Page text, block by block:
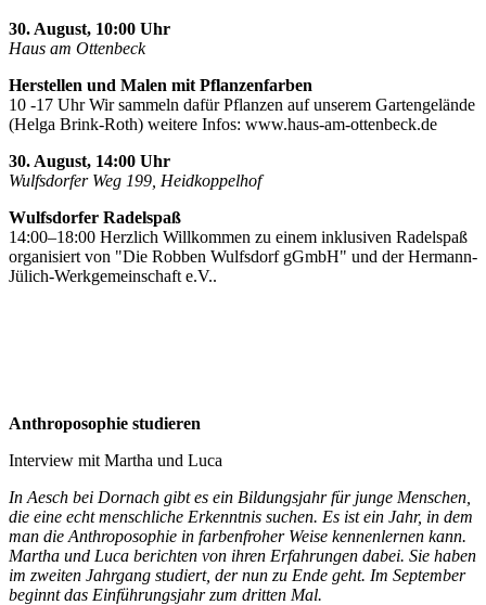
30. August, 10:00 Uhr
Haus am Ottenbeck
Herstellen und Malen mit Pflanzenfarben
10 -17 Uhr Wir sammeln dafür Pflanzen auf unserem Gartengelände
(Helga Brink-Roth) weitere Infos: www.haus-am-ottenbeck.de
30. August, 14:00 Uhr
Wulfsdorfer Weg 199, Heidkoppelhof
Wulfsdorfer Radelspaß
14:00–18:00 Herzlich Willkommen zu einem inklusiven Radelspaß
organisiert von "Die Robben Wulfsdorf gGmbH" und der Hermann-
Jülich-Werkgemeinschaft e.V..
Anthroposophie studieren
Interview mit Martha und Luca
In Aesch bei Dornach gibt es ein Bildungsjahr für junge Menschen,
die eine echt menschliche Erkenntnis suchen. Es ist ein Jahr, in dem
man die Anthroposophie in farbenfroher Weise kennenlernen kann.
Martha und Luca berichten von ihren Erfahrungen dabei. Sie haben
im zweiten Jahrgang studiert, der nun zu Ende geht. Im September
beginnt das Einführungsjahr zum dritten Mal.